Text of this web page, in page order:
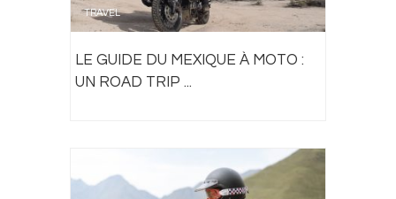
TRAVEL
LE GUIDE DU MEXIQUE À MOTO :
UN ROAD TRIP ...